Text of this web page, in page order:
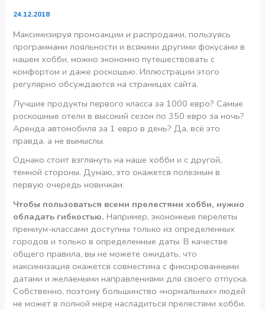
24.12.2018
Максимизируя промоакции и распродажи, пользуясь
программами лояльности и всякими другими фокусами в
нашем хобби, можно экономно путешествовать с
комфортом и даже роскошью. Иллюстрации этого
регулярно обсуждаются на страницах сайта.
Лучшие продукты первого класса за 1000 евро? Самые
роскошные отели в высокий сезон по 350 евро за ночь?
Аренда автомобиля за 1 евро в день? Да, всё это
правда, а не вымыслы.
Однако стоит взглянуть на наше хобби и с другой,
темной стороны. Думаю, это окажется полезным в
первую очередь новичкам.
Чтобы пользоваться всеми прелестями хобби, нужно
обладать гибкостью. Например, экономные перелеты
премиум-классами доступны только из определенных
городов и только в определенные даты. В качестве
общего правила, вы не можете ожидать, что
максимизация окажется совместима с фиксированными
датами и желаемыми направлениями для своего отпуска.
Собственно, поэтому большинство «нормальных» людей
не может в полной мере насладиться прелестями хобби.